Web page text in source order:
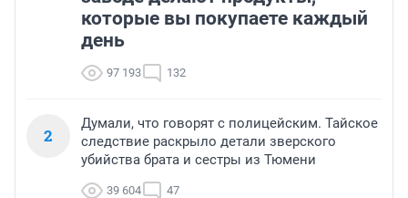
которые вы покупаете каждый
день
97 193 132
2
Думали, что говорят с полицейским. Тайское
следствие раскрыло детали зверского
убийства брата и сестры из Тюмени
39 604 47